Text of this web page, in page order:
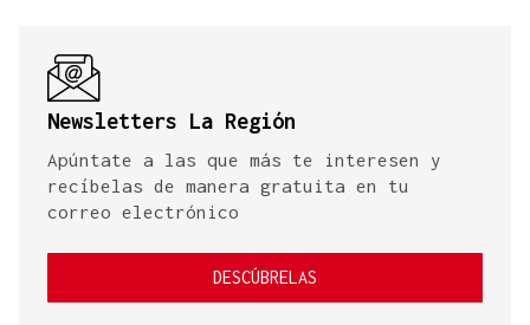
Newsletters La Región
Apúntate a las que más te interesen y
recíbelas de manera gratuita en tu
correo electrónico
DESCÚBRELAS